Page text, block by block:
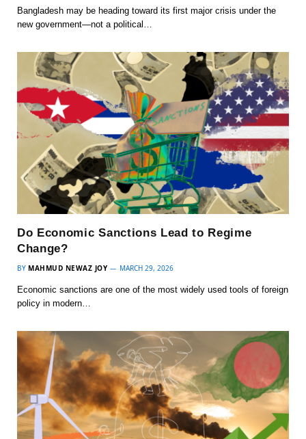
Bangladesh may be heading toward its first major crisis under the
new government—not a political…
Do Economic Sanctions Lead to Regime
Change?
BY MAHMUD NEWAZ JOY MARCH 29, 2026
Economic sanctions are one of the most widely used tools of foreign
policy in modern…